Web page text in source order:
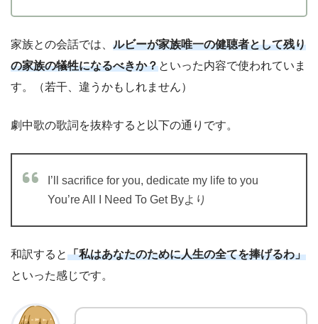
家族との会話では、 ルビーが家族唯一の健聴者として残り
の家族の犠牲になるべきか？といった内容で使われていま
す。（若干、違うかもしれません）
劇中歌の歌詞を抜粋すると以下の通りです。
I’ll sacrifice for you, dedicate my life to you
You’re All I Need To Get Byより
和訳すると「私はあなたのために人生の全てを捧げるわ」
といった感じです。